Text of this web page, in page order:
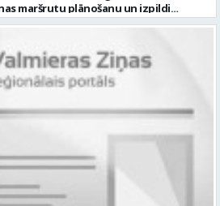
maršrutu plānošanu un izpildi
dienas darba uzdevumu
atbildības sajūta, precizitāte un labas
iemaņas darbā ar datoru un
grafiks (1. dežūra no plkst. 05.20 līdz
12.50-21.00) darba samaksu sākot no
nomaksas) pilnas sociālās
iespējas dinamisku un
pirms darba pienākumu
sūtot elektroniski uz info@vtu-
Valmiera”, Reģ.nr. 40003004220,
pagasts, Valmieras novads, personāla